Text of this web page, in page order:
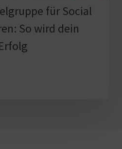
für Social
So wird dein